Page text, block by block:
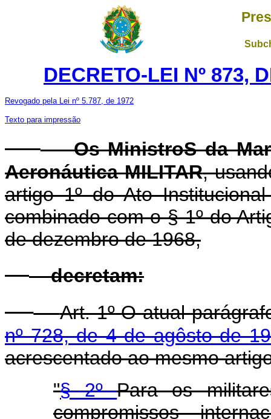
DECRETO-LEI Nº 873,
Revogado pela Lei nº 5.787, de 1972
Texto para impressão
Os MinistroS da
Aeronáutica MILITAR,
artigo 1º do Ato
combinado com o § 1º do
de dezembro de 1968,
decretam:
Art. 1º O atual
nº 728, de 4 de agôsto de
acrescentado ao mesmo
"§ 2ºPara os
compromissos